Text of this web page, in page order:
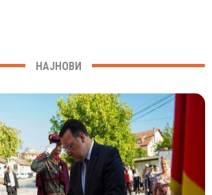
НАЈНОВИ